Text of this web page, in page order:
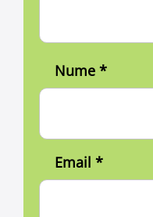
Nume *
Email *